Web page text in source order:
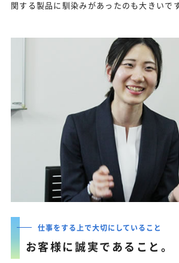
関する製品に馴染みがあったのも大きいです
仕事をする上で大切にしていること
お客様に誠実であること。